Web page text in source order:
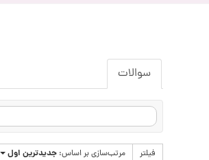
سوالات
فیلتر مرتب‌سازی بر اساس:جدیدترین اول